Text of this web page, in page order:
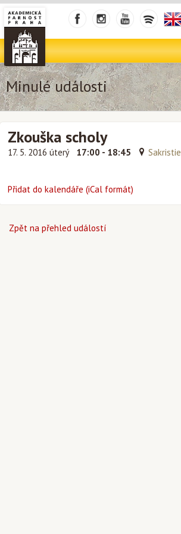
Minulé události
Zkouška scholy
17. 5. 2016 úterý 17:00 - 18:45 Sakristie
Přidat do kalendáře (iCal formát)
Zpět na přehled událostí